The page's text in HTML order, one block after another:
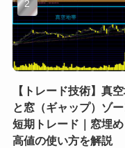
【トレード技術】真
と窓（ギャップ）ゾ
短期トレード｜窓埋
高値の使い方を解説